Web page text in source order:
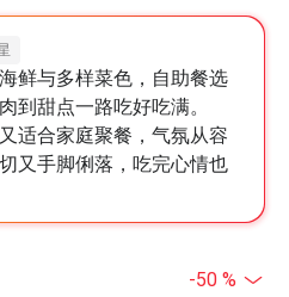
鲜与多样菜色，自助餐选
到甜点一路吃好吃满。
适合家庭聚餐，气氛从容
又手脚俐落，吃完心情也
-50 %